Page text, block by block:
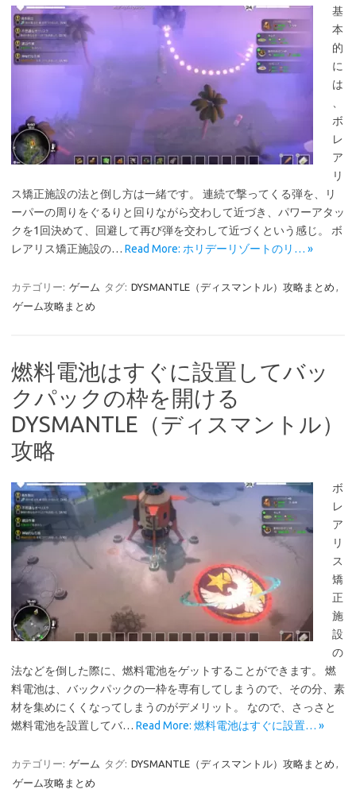
基
本
的
に
は
ボ
レ
ア
リ
ス矯正施設の法と倒し方は一緒です。 連続で撃ってくる弾を、リ
ーパーの周りをぐるりと回りながら交わして近づき、パワーアタッ
クを1回決めて、回避して再び弾を交わして近づくという感じ。 ボ
レアリス矯正施設の… Read More: ホリデーリゾートのリ… »
カテゴリー: ゲーム タグ: DYSMANTLE（ディスマントル）攻略まとめ ,
ゲーム攻略まとめ
燃料電池はすぐに設置してバッ
クパックの枠を開ける
DYSMANTLE（ディスマントル）
攻略
ボ
レ
ア
リ
ス
矯
正
施
設
の
法などを倒した際に、燃料電池をゲットすることができます。 燃
料電池は、バックパックの一枠を専有してしまうので、その分、素
材を集めにくくなってしまうのがデメリット。 なので、さっさと
燃料電池を設置してバ… Read More: 燃料電池はすぐに設置… »
カテゴリー: ゲーム タグ: DYSMANTLE（ディスマントル）攻略まとめ ,
ゲーム攻略まとめ